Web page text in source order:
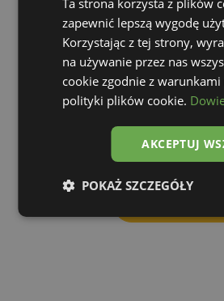
zapewnić lepszą wygodę
Korzystając z tej strony,
na używanie przez nas
cookie zgodnie z warunkami
polityki plików cookie.
AKCEPTUJ
POKAŻ SZCZEGÓŁY